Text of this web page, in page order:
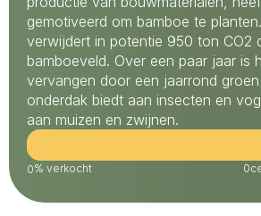
gemotiveerd om bamboe te
verwijdert in potentie 950 ton CO2
bamboeveld. Over een paar jaar is
vervangen door een jaarrond
onderdak biedt aan insecten en
aan muizen en zwijnen.
0% verkocht 0